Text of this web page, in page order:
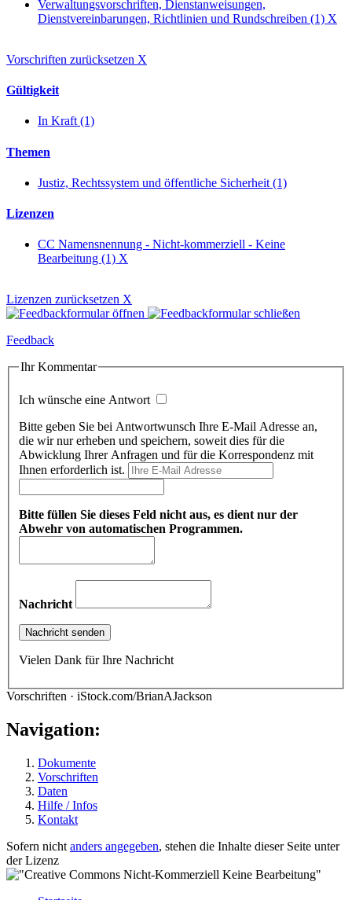
Verwaltungsvorschriften, Dienstanweisungen,
Dienstvereinbarungen, Richtlinien und Rundschreiben (1) X
Vorschriften zurücksetzen X
Gültigkeit
In Kraft (1)
Themen
Justiz, Rechtssystem und öffentliche Sicherheit (1)
Lizenzen
CC Namensnennung - Nicht-kommerziell - Keine
Bearbeitung (1) X
Lizenzen zurücksetzen X
Feedback
Ihr Kommentar
Ich wünsche eine Antwort
Bitte geben Sie bei Antwortwunsch Ihre E-Mail Adresse an,
die wir nur erheben und speichern, soweit dies für die
Abwicklung Ihrer Anfragen und für die Korrespondenz mit
Ihnen erforderlich ist.
Bitte füllen Sie dieses Feld nicht aus, es dient nur der
Abwehr von automatischen Programmen.
Nachricht
Vielen Dank für Ihre Nachricht
Vorschriften · iStock.com/BrianAJackson
Navigation:
Dokumente
Vorschriften
Daten
Hilfe / Infos
Kontakt
Sofern nicht anders angegeben, stehen die Inhalte dieser Seite unter
der Lizenz